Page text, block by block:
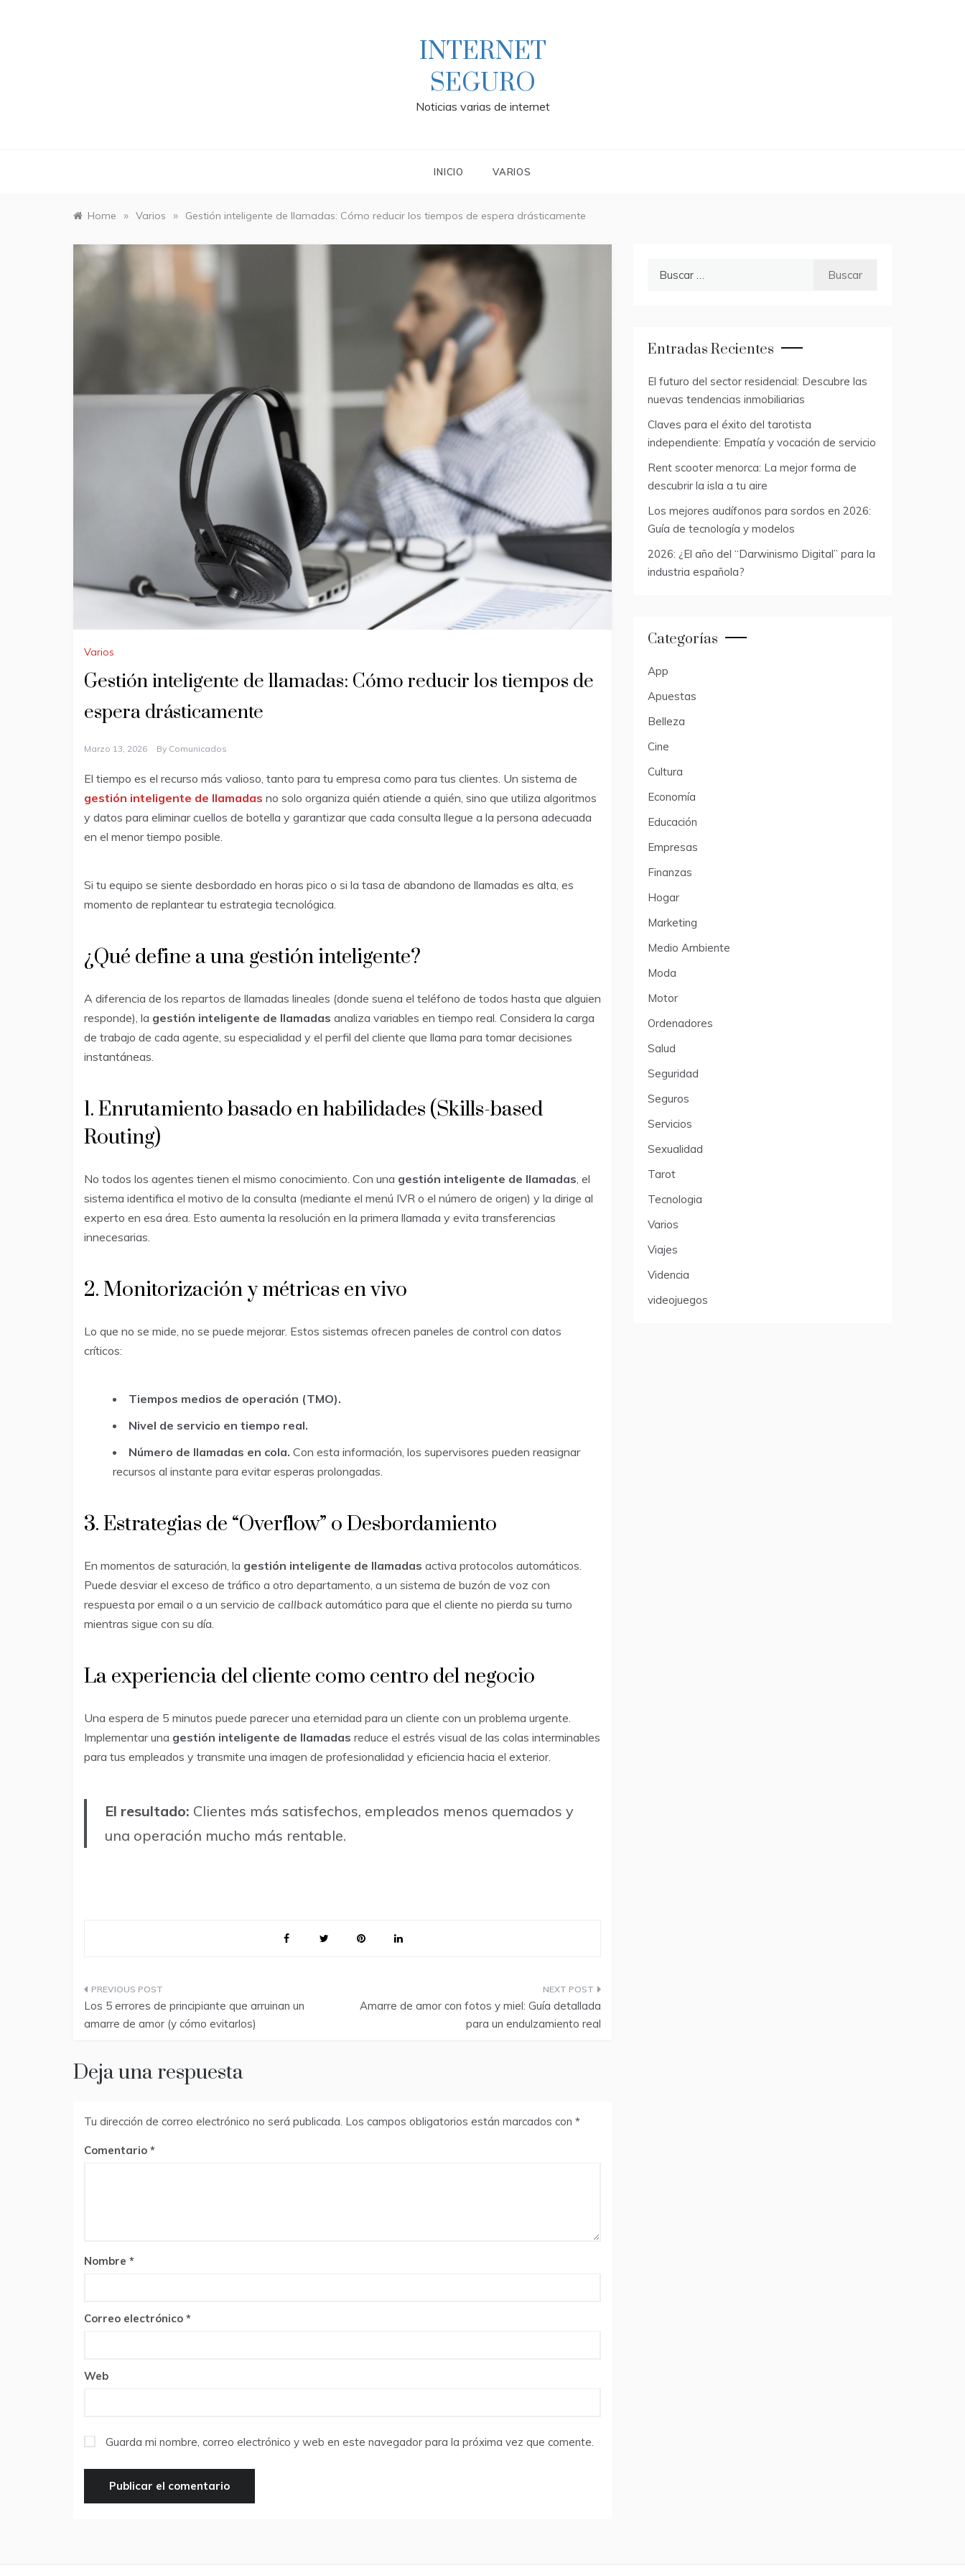
INTERNET
SEGURO
Noticias varias de internet
INICIO VARIOS
Home » Varios » Gestión inteligente de llamadas: Cómo reducir los tiempos de espera drásticamente
Varios
Gestión inteligente de llamadas: Cómo reducir los tiempos de
espera drásticamente
Marzo 13, 2026 By Comunicados
El tiempo es el recurso más valioso, tanto para tu empresa como para tus clientes. Un sistema de
gestión inteligente de llamadas no solo organiza quién atiende a quién, sino que utiliza algoritmos
y datos para eliminar cuellos de botella y garantizar que cada consulta llegue a la persona adecuada
en el menor tiempo posible.
Si tu equipo se siente desbordado en horas pico o si la tasa de abandono de llamadas es alta, es
momento de replantear tu estrategia tecnológica.
¿Qué define a una gestión inteligente?
A diferencia de los repartos de llamadas lineales (donde suena el teléfono de todos hasta que alguien
responde), la gestión inteligente de llamadas analiza variables en tiempo real. Considera la carga
de trabajo de cada agente, su especialidad y el perfil del cliente que llama para tomar decisiones
instantáneas.
1. Enrutamiento basado en habilidades (Skills-based
Routing)
No todos los agentes tienen el mismo conocimiento. Con una gestión inteligente de llamadas, el
sistema identifica el motivo de la consulta (mediante el menú IVR o el número de origen) y la dirige al
experto en esa área. Esto aumenta la resolución en la primera llamada y evita transferencias
innecesarias.
2. Monitorización y métricas en vivo
Lo que no se mide, no se puede mejorar. Estos sistemas ofrecen paneles de control con datos
críticos:
Tiempos medios de operación (TMO).
Nivel de servicio en tiempo real.
Número de llamadas en cola. Con esta información, los supervisores pueden reasignar
recursos al instante para evitar esperas prolongadas.
3. Estrategias de “Overflow” o Desbordamiento
En momentos de saturación, la gestión inteligente de llamadas activa protocolos automáticos.
Puede desviar el exceso de tráfico a otro departamento, a un sistema de buzón de voz con
respuesta por email o a un servicio de callback automático para que el cliente no pierda su turno
mientras sigue con su día.
La experiencia del cliente como centro del negocio
Una espera de 5 minutos puede parecer una eternidad para un cliente con un problema urgente.
Implementar una gestión inteligente de llamadas reduce el estrés visual de las colas interminables
para tus empleados y transmite una imagen de profesionalidad y eficiencia hacia el exterior.
El resultado: Clientes más satisfechos, empleados menos quemados y
una operación mucho más rentable.
Navegación
de
Los 5 errores de principiante que arruinan un
amarre de amor (y cómo evitarlos)
Amarre de amor con fotos y miel: Guía detallada
para un endulzamiento real
Deja una respuesta
Tu dirección de correo electrónico no será publicada. Los campos obligatorios están marcados con *
Comentario
Nombre *
Correo electrónico *
Web
Guarda mi nombre, correo electrónico y web en este navegador para la próxima vez que comente.
Entradas Recientes
El futuro del sector residencial: Descubre las
nuevas tendencias inmobiliarias
Claves para el éxito del tarotista
independiente: Empatía y vocación de servicio
Rent scooter menorca: La mejor forma de
descubrir la isla a tu aire
Los mejores audífonos para sordos en 2026:
Guía de tecnología y modelos
2026: ¿El año del “Darwinismo Digital” para la
industria española?
Categorías
App
Apuestas
Belleza
Cine
Cultura
Economía
Educación
Empresas
Finanzas
Hogar
Marketing
Medio Ambiente
Moda
Motor
Ordenadores
Salud
Seguridad
Seguros
Servicios
Sexualidad
Tarot
Tecnologia
Varios
Viajes
Videncia
videojuegos